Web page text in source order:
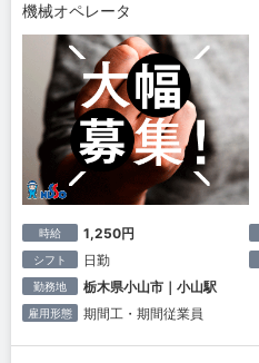
機械オペレータ
時給 1,250円
シフト 日勤
勤務地 栃木県小山市｜小山駅
雇用形態 期間工・期間従業員